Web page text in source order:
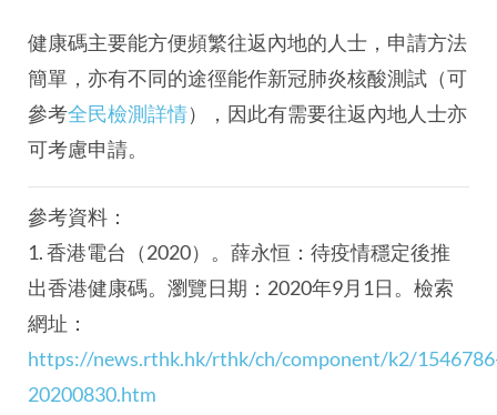
健康碼主要能方便頻繁往返內地的人士，申請方法
簡單，亦有不同的途徑能作新冠肺炎核酸測試（可
參考全民檢測詳情），因此有需要往返內地人士亦
可考慮申請。
參考資料：
1. 香港電台（2020）。薛永恒：待疫情穩定後推
出香港健康碼。瀏覽日期：2020年9月1日。檢索
網址：
https://news.rthk.hk/rthk/ch/component/k2/
20200830.htm